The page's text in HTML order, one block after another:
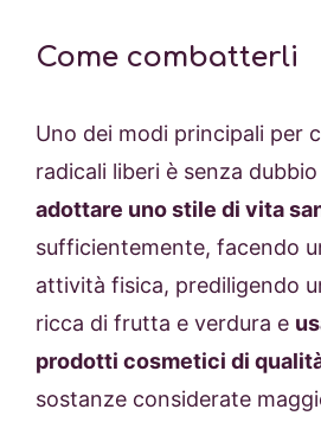
Come combatterli
Uno dei modi principali per
radicali liberi è senza
adottare uno stile di vita
sufficientemente, facendo
attività fisica, prediligendo
ricca di frutta e verdura e
prodotti cosmetici di
sostanze considerate